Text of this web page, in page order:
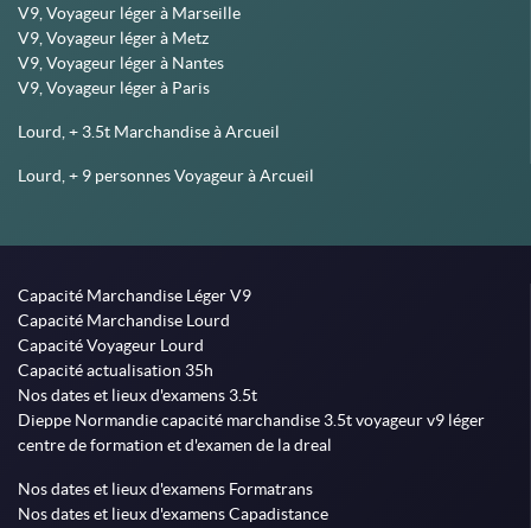
V9, Voyageur léger à Marseille
V9, Voyageur léger à Metz
V9, Voyageur léger à Nantes
V9, Voyageur léger à Paris
Lourd, + 3.5t Marchandise à Arcueil
Lourd, + 9 personnes Voyageur à Arcueil
Capacité Marchandise Léger V9
Capacité Marchandise Lourd
Capacité Voyageur Lourd
Capacité actualisation 35h
Nos dates et lieux d'examens 3.5t
Dieppe Normandie capacité marchandise 3.5t voyageur v9 léger
centre de formation et d'examen de la dreal
Nos dates et lieux d'examens Formatrans
Nos dates et lieux d'examens Capadistance